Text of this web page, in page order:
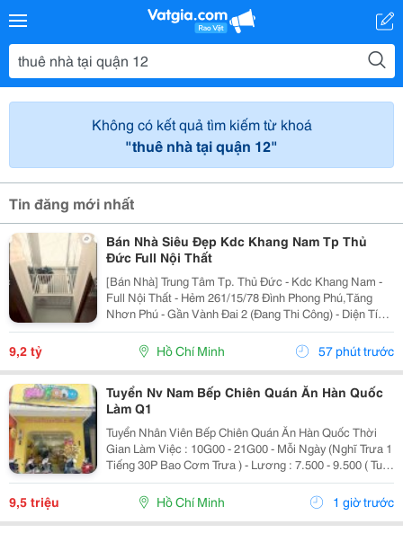
Không có kết quả tìm kiếm từ khoá
"thuê nhà tại quận 12"
Tin đăng mới nhất
Bán Nhà Siêu Đẹp Kdc Khang Nam Tp Thủ
Đức Full Nội Thất
[Bán Nhà] Trung Tâm Tp. Thủ Đức - Kdc Khang Nam -
Full Nội Thất - Hẻm 261/15/78 Đình Phong Phú,Tăng
Nhơn Phú - Gần Vành Đai 2 (Đang Thi Công) - Diện Tích
Lý Tưởng: 5.6M X 14.2M (Tổng Diện Tích Công Nhận:
80M2). - Kết Cấu Kiên Cố: 1 Trệt, 2 Lầu,...
9,2 tỷ Hồ Chí Minh 57 phút trước
Tuyển Nv Nam Bếp Chiên Quán Ăn Hàn Quốc
Làm Q1
Tuyển Nhân Viên Bếp Chiên Quán Ăn Hàn Quốc Thời
Gian Làm Việc : 10G00 - 21G00 - Mỗi Ngày (Nghĩ Trưa 1
Tiếng 30P Bao Cơm Trưa ) - Lương : 7.500 - 9.500 ( Tuỳ
Theo Năng Lực ) Mô Tả Công Việc: - Bếp Chiên : Sử
Dụng Được Chảo Non Biết Chiên...
9,5 triệu Hồ Chí Minh 1 giờ trước